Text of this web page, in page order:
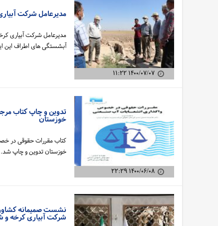
۱۴۰۰/۰۷/۰۷ ۱۱:۲۲
مدیرعامل شرکت
مدیرعامل شرکت آبیاری
آبشستگی های اطراف این
۱۴۰۰/۰۶/۰۸ ۲۲:۲۹
تدوین و چاپ کتاب
خوزستان
کتاب مقررات حقوقی در
خوزستان تدوین و چاپ شد.
نشست صمیمانه
شرکت آبیاری کرخه و